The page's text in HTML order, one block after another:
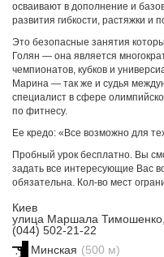
осваивают в дополнение и
развития гибкости, растяжки и
Это безопасные занятия
Голян — она является
чемпионатов, кубков и
Марина — так же и судья
специалист в сфере
по фитнесу.
Ее кредо: «Все возможно для
Пробный урок бесплатно. Вы
задать все интересующие Вас
обязательна. Кол-во мест
Киев
улица Маршала
(044) 502-21-22
Минская (500 м)